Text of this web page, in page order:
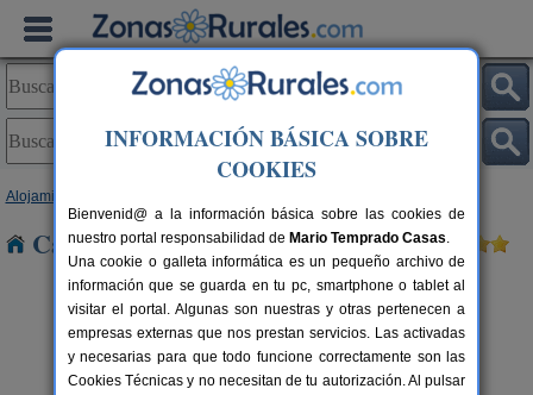
Alojamientos
Casas Rurales cerca de El Molar
INFORMACIÓN BÁSICA SOBRE
COOKIES
Bienvenid@ a la información básica sobre las cookies de
nuestro portal responsabilidad de Mario Temprado Casas.
Una cookie o galleta informática es un pequeño archivo de
información que se guarda en tu pc, smartphone o tablet al
visitar el portal. Algunas son nuestras y otras pertenecen a
empresas externas que nos prestan servicios. Las activadas
y necesarias para que todo funcione correctamente son las
Cookies Técnicas y no necesitan de tu autorización. Al pulsar